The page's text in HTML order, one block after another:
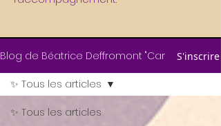
Blog de Béatrice Deffromont "Carnets de
S'inscrire
✨ Tous les articles
✨ Tous les articles